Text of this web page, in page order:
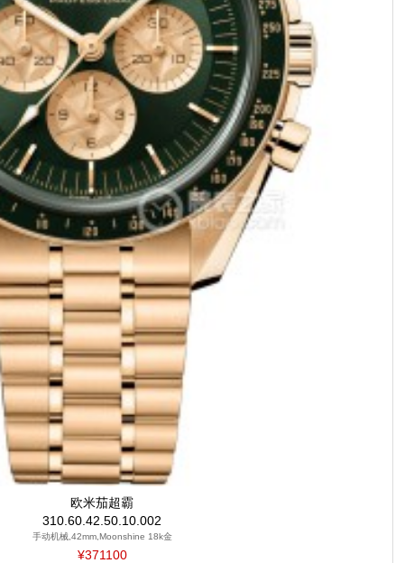
欧米茄超霸
310.60.42.50.10.002
手动机械,42mm,Moonshine 18k金
¥371100